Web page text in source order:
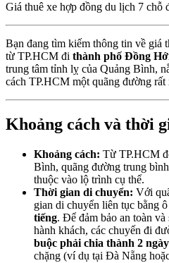
Giá thuê xe hợp đồng du lịch 7
Bạn đang tìm kiếm thông tin về giá
từ TP.HCM đi thành phố Đồng
trung tâm tỉnh lỵ của Quảng Bình,
cách TP.HCM một quãng đường rất
Khoảng cách và thời
Khoảng cách: Từ TP.HCM
Bình, quãng đường trung
thuộc vào lộ trình cụ thể.
Thời gian di chuyển: Với
gian di chuyển liên tục bằng
tiếng. Để đảm bảo an toàn
hành khách, các chuyến đi
buộc phải chia thành 2 ngày
chặng (ví dụ tại Đà Nẵng